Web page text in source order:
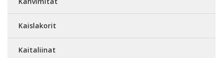
Kaislakorit
Kaitaliinat